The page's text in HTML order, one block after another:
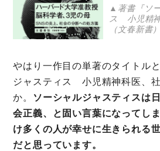
▲著書『ソ
ス 小児精神
（文春新書）
やはり一作目の単著のタイトル
ジャスティス 小児精神科医、
か。
ソーシャルジャスティスは
会正義、と固い言葉になってし
け多くの人が幸せに生きられる
だと思っています。